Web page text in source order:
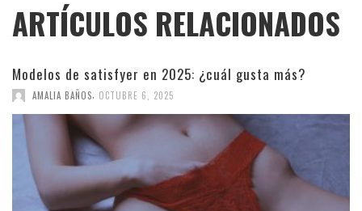
ARTÍCULOS RELACIONADOS
Modelos de satisfyer en 2025: ¿cuál gusta más?
AMALIA BAÑOS OCTUBRE 6, 2025